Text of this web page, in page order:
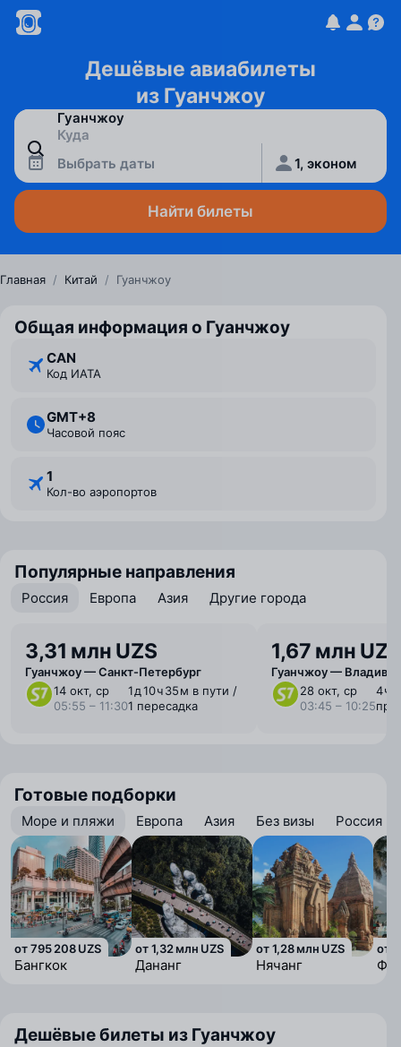
Дешёвые авиабилеты
из Гуанчжоу
Выбрать даты 1, эконом
Найти билеты
Главная / Китай / Гуанчжоу
Общая информация о Гуанчжоу
CAN
Код ИАТА
GMT+8
Часовой пояс
1
Кол-во аэропортов
Популярные направления
Россия Европа Азия Другие города
3,31 млн UZS
Гуанчжоу — Санкт-Петербург
14 окт, ср
05:55 – 11:30
1 ⁠д 10 ⁠ч 35 ⁠м в пути /
1 пересадка
1,67 млн UZS
Гуанчжоу —
28 окт, ср
03:45 – 10:25
4 ⁠ч
Готовые подборки
Море и пляжи Европа Азия Без визы Россия
от 795 208 UZS
Бангкок
от 1,32 млн UZS
Дананг
от 1,28 млн UZS
Нячанг
от
Дешёвые билеты из Гуанчжоу